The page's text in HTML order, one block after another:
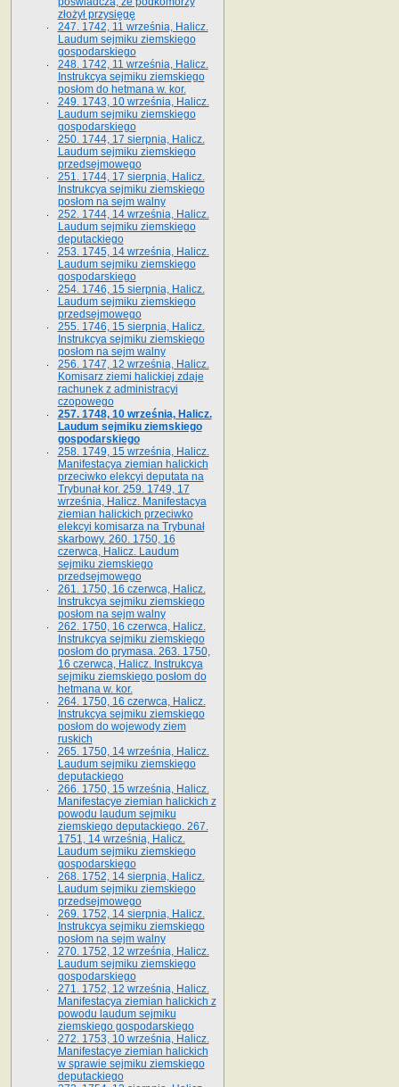
złożył przysięgę
247. 1742, 11 września, Halicz.
Laudum sejmiku ziemskiego
gospodarskiego
248. 1742, 11 września, Halicz.
Instrukcya sejmiku ziemskiego
posłom do hetmana w. kor.
249. 1743, 10 września, Halicz.
Laudum sejmiku ziemskiego
gospodarskiego
250. 1744, 17 sierpnia, Halicz.
Laudum sejmiku ziemskiego
przedsejmowego
251. 1744, 17 sierpnia, Halicz.
Instrukcya sejmiku ziemskiego
posłom na sejm walny
252. 1744, 14 września, Halicz.
Laudum sejmiku ziemskiego
deputackiego
253. 1745, 14 września, Halicz.
Laudum sejmiku ziemskiego
gospodarskiego
254. 1746, 15 sierpnia, Halicz.
Laudum sejmiku ziemskiego
przedsejmowego
255. 1746, 15 sierpnia, Halicz.
Instrukcya sejmiku ziemskiego
posłom na sejm walny
256. 1747, 12 września, Halicz.
Komisarz ziemi halickiej zdaje
rachunek z administracyi
czopowego
257. 1748, 10 września, Halicz.
Laudum sejmiku ziemskiego
gospodarskiego
258. 1749, 15 września, Halicz.
Manifestacya ziemian halickich
przeciwko elekcyi deputata na
Trybunał kor. 259. 1749, 17
września, Halicz. Manifestacya
ziemian halickich przeciwko
elekcyi komisarza na Trybunał
skarbowy. 260. 1750, 16
czerwca, Halicz. Laudum
sejmiku ziemskiego
przedsejmowego
261. 1750, 16 czerwca, Halicz.
Instrukcya sejmiku ziemskiego
posłom na sejm walny
262. 1750, 16 czerwca, Halicz.
Instrukcya sejmiku ziemskiego
posłom do prymasa. 263. 1750,
16 czerwca, Halicz. Instrukcya
sejmiku ziemskiego posłom do
hetmana w. kor.
264. 1750, 16 czerwca, Halicz.
Instrukcya sejmiku ziemskiego
posłom do wojewody ziem
ruskich
265. 1750, 14 września, Halicz.
Laudum sejmiku ziemskiego
deputackiego
266. 1750, 15 września, Halicz.
Manifestacye ziemian halickich z
powodu laudum sejmiku
ziemskiego deputackiego. 267.
1751, 14 września, Halicz.
Laudum sejmiku ziemskiego
gospodarskiego
268. 1752, 14 sierpnia, Halicz.
Laudum sejmiku ziemskiego
przedsejmowego
269. 1752, 14 sierpnia, Halicz.
Instrukcya sejmiku ziemskiego
posłom na sejm walny
270. 1752, 12 września, Halicz.
Laudum sejmiku ziemskiego
gospodarskiego
271. 1752, 12 września, Halicz.
Manifestacya ziemian halickich z
powodu laudum sejmiku
ziemskiego gospodarskiego
272. 1753, 10 września, Halicz.
Manifestacye ziemian halickich
w sprawie sejmiku ziemskiego
deputackiego